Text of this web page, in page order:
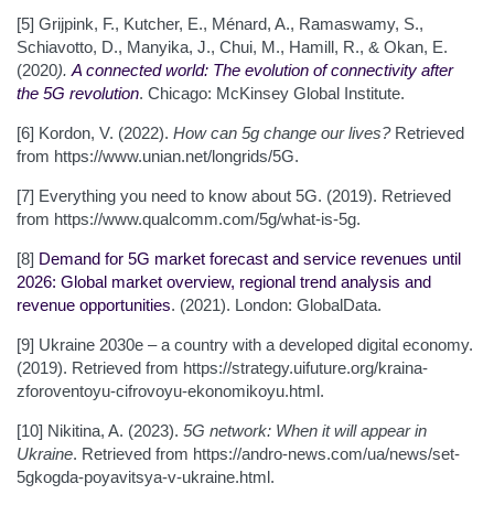
[5] Grijpink, F., Kutcher, E., Ménard, A., Ramaswamy, S.,
Schiavotto, D., Manyika, J., Chui, M., Hamill, R., & Okan, E.
(2020). A connected world: The evolution of connectivity after
the 5G revolution. Chicago: McKinsey Global Institute.
[6] Kordon, V. (2022). How can 5g change our lives?Retrieved
from https://www.unian.net/longrids/5G.
[7] Everything you need to know about 5G. (2019). Retrieved
from https://www.qualcomm.com/5g/what-is-5g.
[8] Demand for 5G market forecast and service revenues until
2026: Global market overview, regional trend analysis and
revenue opportunities. (2021). London: GlobalData.
[9] Ukraine 2030e – a country with a developed digital economy.
(2019). Retrieved from https://strategy.uifuture.org/kraina-
zforoventoyu-cifrovoyu-ekonomikoyu.html.
[10] Nikitina, A. (2023). 5G network: When it will appear in
Ukraine. Retrieved from https://andro-news.com/ua/news/set-
5gkogda-poyavitsya-v-ukraine.html.